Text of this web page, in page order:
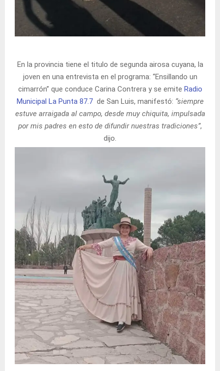
En la provincia tiene el titulo de segunda airosa cuyana, la
joven en una entrevista en el programa: “Ensillando un
cimarrón” que conduce Carina Contrera y se emite Radio
Municipal La Punta 87.7de San Luis, manifestó: “siempre
estuve arraigada al campo, desde muy chiquita, impulsada
por mis padres en esto de difundir nuestras tradiciones”,
dijo.